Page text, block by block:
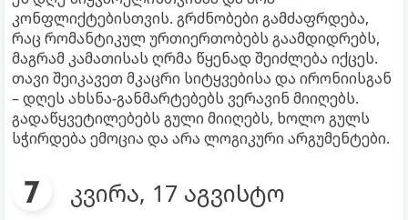
კონფლიქტებისთვის. გრძნობები გამძაფრდება,
რაც რომანტიკულ ურთიერთობებს გაამდიდრებს,
მაგრამ კამათისას ღრმა წყენად შეიძლება იქცეს.
თავი შეიკავეთ მკაცრი სიტყვებისა და ირონიისგან
– დღეს ახსნა-განმარტებებს ვერავინ მიიღებს.
გადაწყვეტილებებს გული მიიღებს, ხოლო გულს
სჭირდება ემოცია და არა ლოგიკური არგუმენტები.
კვირა, 17 აგვისტო